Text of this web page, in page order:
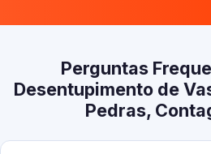
Perguntas
Desentupimento de
Pedras,